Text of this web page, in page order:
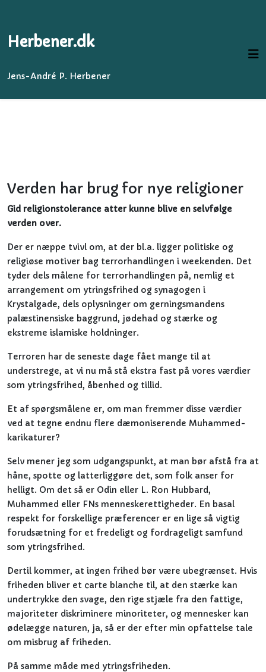
Herbener.dk
Jens-André P. Herbener
Verden har brug for nye religioner
Gid religionstolerance atter kunne blive en selvfølge
verden over.
Der er næppe tvivl om, at der bl.a. ligger politiske og
religiøse motiver bag terrorhandlingen i weekenden. Det
tyder dels målene for terrorhandlingen på, nemlig et
arrangement om ytringsfrihed og synagogen i
Krystalgade, dels oplysninger om gerningsmandens
palæstinensiske baggrund, jødehad og stærke og
ekstreme islamiske holdninger.
Terroren har de seneste dage fået mange til at
understrege, at vi nu må stå ekstra fast på vores værdier
som ytringsfrihed, åbenhed og tillid.
Et af spørgsmålene er, om man fremmer disse værdier
ved at tegne endnu flere dæmoniserende Muhammed-
karikaturer?
Selv mener jeg som udgangspunkt, at man bør afstå fra at
håne, spotte og latterliggøre det, som folk anser for
helligt. Om det så er Odin eller L. Ron Hubbard,
Muhammed eller FNs menneskerettigheder. En basal
respekt for forskellige præferencer er en lige så vigtig
forudsætning for et fredeligt og fordrageligt samfund
som ytringsfrihed.
Dertil kommer, at ingen frihed bør være ubegrænset. Hvis
friheden bliver et carte blanche til, at den stærke kan
undertrykke den svage, den rige stjæle fra den fattige,
majoriteter diskriminere minoriteter, og mennesker kan
ødelægge naturen, ja, så er der efter min opfattelse tale
om misbrug af friheden.
På samme måde med ytringsfriheden.